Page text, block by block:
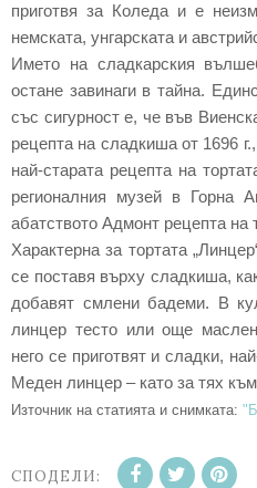
приготвя за Коледа и е
немската, унгарската и
Името на сладкарския
остане завинаги в тайна.
със сигурност е, че във
рецепта на сладкиша от 1696
най-старата рецепта на
регионалния музей в Горна
абатството Адмонт рецепта на
Характерна за тортата
се поставя върху сладкиша,
добавят смлени бадеми. В
линцер тесто или още
него се приготвят и сладки,
Меден линцер – като за тях
Източник на статията и снимката:
СПОДЕЛИ: